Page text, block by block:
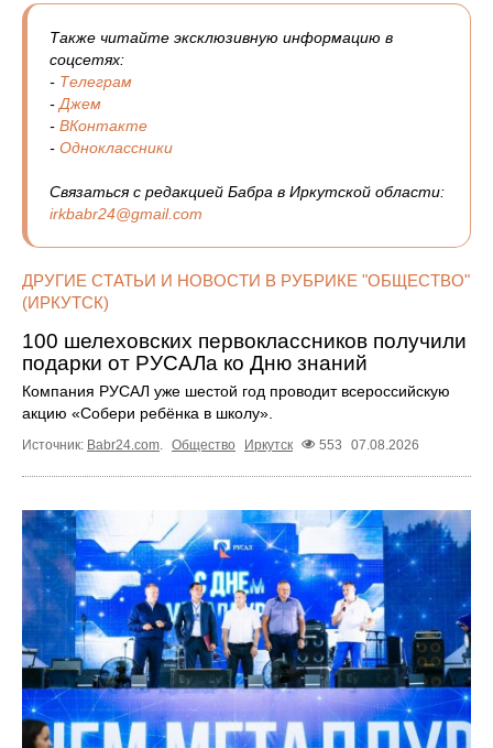
Также читайте эксклюзивную информацию в
соцсетях:
- Телеграм
-Джем
- ВКонтакте
- Одноклассники
Связаться с редакцией Бабра в Иркутской области:
irkbabr24@gmail.com
ДРУГИЕ СТАТЬИ И НОВОСТИ В РУБРИКЕ "ОБЩЕСТВО"
(ИРКУТСК)
100 шелеховских первоклассников получили
подарки от РУСАЛа ко Дню знаний
Компания РУСАЛ уже шестой год проводит всероссийскую
акцию «Собери ребёнка в школу».
Источник: Babr24.com. Общество Иркутск 553 07.08.2026